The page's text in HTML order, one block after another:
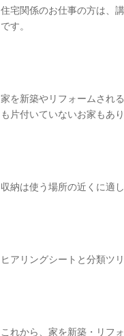
住宅関係のお仕事の方は、
です。
家を新築やリフォームされ
も片付いていないお家もあり
収納は使う場所の近くに適
ヒアリングシートと分類ツ
これから、家を新築・リフ